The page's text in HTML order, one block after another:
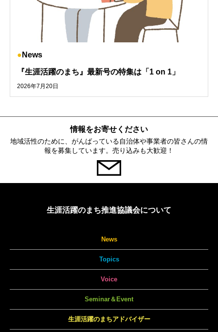
News
『生涯活躍のまち』最新号の特集は「1 on 1」
2026年7月20日
情報をお寄せください
地域活性のために、がんばっている自治体や事業者の皆さんの情
報を募集しています。売り込みも大歓迎！
生涯活躍のまち推進協議会について
News
Topics
Voice
Seminar＆Event
生涯活躍のまちアドバイザー